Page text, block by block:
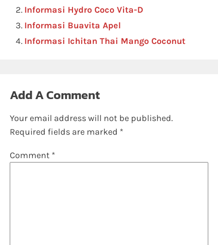
Informasi Hydro Coco Vita-D
Informasi Buavita Apel
Informasi Ichitan Thai Mango Coconut
Add A Comment
Your email address will not be published.
Required fields are marked *
Comment *